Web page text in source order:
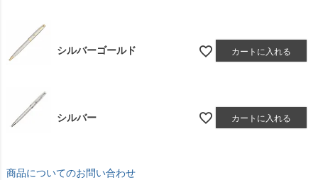
シルバーゴールド カートに入れる
シルバー カートに入れる
商品についてのお問い合わせ